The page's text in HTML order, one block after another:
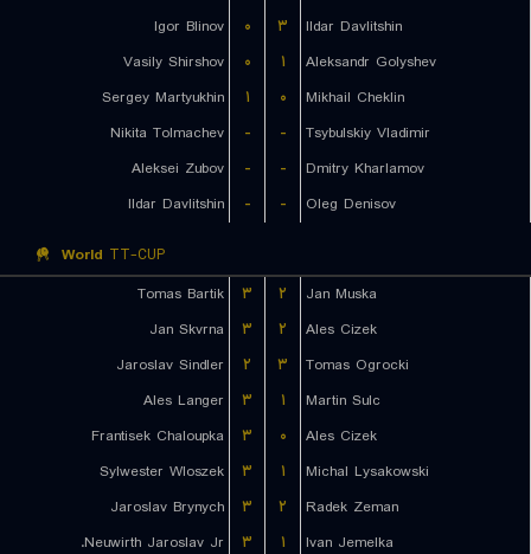
Igor Blinov
۰ ۳
Ildar Davlitshin
Vasily Shirshov
۰ ۱
Aleksandr Golyshev
Sergey Martyukhin
۱ ۰
Mikhail Cheklin
Nikita Tolmachev
- -
Tsybulskiy Vladimir
Aleksei Zubov
- -
Dmitry Kharlamov
Ildar Davlitshin
- - Oleg Denisov
World TT-CUP
Tomas Bartik
۳ ۲
Jan Muska
Jan Skvrna
۳ ۲
Ales Cizek
Jaroslav Sindler
۲ ۳
Tomas Ogrocki
Ales Langer
۳ ۱
Martin Sulc
Frantisek Chaloupka
۳ ۰
Ales Cizek
Sylwester Wloszek
۳ ۱
Michal Lysakowski
Jaroslav Brynych
۳ ۲
Radek Zeman
Neuwirth Jaroslav Jr.
۳ ۱
Ivan Jemelka